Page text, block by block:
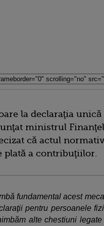
la declaraţia unică
ministrul
că actul
plată a contribuţiilor.
fundamental acest
pentru persoanele
alte chestiuni